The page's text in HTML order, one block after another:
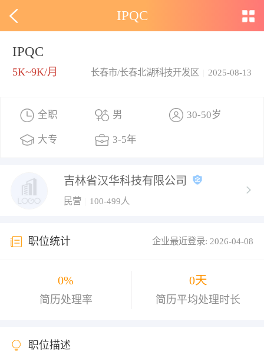
IPQC
IPQC
5K~9K/月 2025-08-13
长春市/长春北湖科技开发区
全职 男 30-50岁
大专 3-5年
吉林省汉华科技有限公司
民营 100-499人
职位统计 企业最近登录: 2026-04-08
0%
简历处理率
0天
简历平均处理时长
职位描述